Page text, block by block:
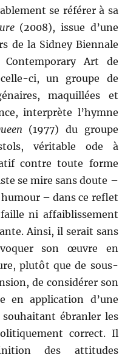
se référer à sa
(2008), issue d’une
de la Sidney Biennale
Art de
ci, un groupe de
maquillées et
interprète l’hymne
(1977) du groupe
véritable ode à
contre toute forme
se mire sans doute –
– dans ce reflet
ni affaiblissement
Ainsi, il serait sans
son œuvre en
plutôt que de sous-
de considérer son
en application d’une
ébranler les
correct. Il
des attitudes